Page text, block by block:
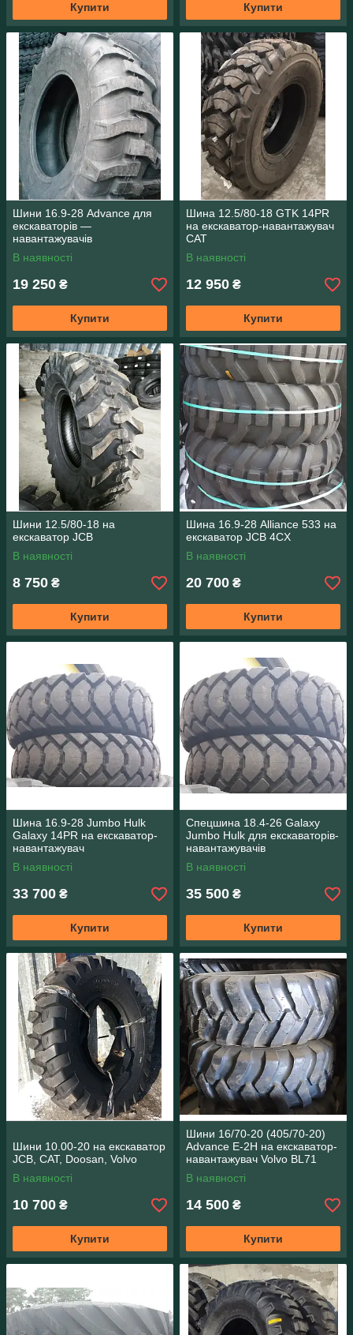
Купити Купити
Шини 16.9-28 Advance для
екскаваторів —
навантажувачів
В наявності
19 250 ₴
Купити
Шина 12.5/80-18 GTK 14PR
на екскаватор-навантажувач
CAT
В наявності
12 950 ₴
Купити
Шини 12.5/80-18 на
екскаватор JCB
В наявності
8 750 ₴
Купити
Шина 16.9-28 Alliance 533 на
екскаватор JCB 4CX
В наявності
20 700 ₴
Купити
Шина 16.9-28 Jumbo Hulk
Galaxy 14PR на екскаватор-
навантажувач
В наявності
33 700 ₴
Купити
Спецшина 18.4-26 Galaxy
Jumbo Hulk для екскаваторів-
навантажувачів
В наявності
35 500 ₴
Купити
Шини 10.00-20 на екскаватор
JCB, CAT, Doosan, Volvo
В наявності
10 700 ₴
Купити
Шини 16/70-20 (405/70-20)
Advance E-2H на екскаватор-
навантажувач Volvo BL71
В наявності
14 500 ₴
Купити